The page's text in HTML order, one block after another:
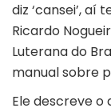
diz ‘cansei’, aí
Ricardo
Luterana do
manual sobre
Ele descreve o